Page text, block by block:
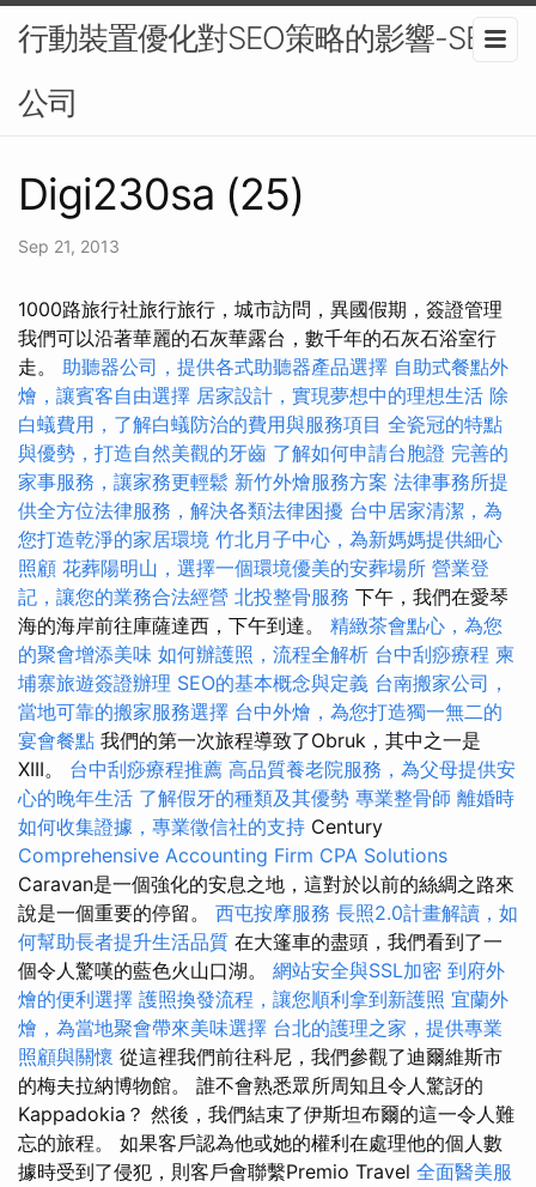
行動裝置優化對SEO策略的影響-SEO
公司
Digi230sa (25)
Sep 21, 2013
1000路旅行社旅行旅行，城市訪問，異國假期，簽證管理
我們可以沿著華麗的石灰華露台，數千年的石灰石浴室行
走。 助聽器公司，提供各式助聽器產品選擇 自助式餐點外
燴，讓賓客自由選擇 居家設計，實現夢想中的理想生活 除
白蟻費用，了解白蟻防治的費用與服務項目 全瓷冠的特點
與優勢，打造自然美觀的牙齒 了解如何申請台胞證 完善的
家事服務，讓家務更輕鬆 新竹外燴服務方案 法律事務所提
供全方位法律服務，解決各類法律困擾 台中居家清潔，為
您打造乾淨的家居環境 竹北月子中心，為新媽媽提供細心
照顧 花葬陽明山，選擇一個環境優美的安葬場所 營業登
記，讓您的業務合法經營 北投整骨服務 下午，我們在愛琴
海的海岸前往庫薩達西，下午到達。 精緻茶會點心，為您
的聚會增添美味 如何辦護照，流程全解析 台中刮痧療程 柬
埔寨旅遊簽證辦理 SEO的基本概念與定義 台南搬家公司，
當地可靠的搬家服務選擇 台中外燴，為您打造獨一無二的
宴會餐點 我們的第一次旅程導致了Obruk，其中之一是
XIII。 台中刮痧療程推薦 高品質養老院服務，為父母提供安
心的晚年生活 了解假牙的種類及其優勢 專業整骨師 離婚時
如何收集證據，專業徵信社的支持 Century
Comprehensive Accounting Firm CPA Solutions
Caravan是一個強化的安息之地，這對於以前的絲綢之路來
說是一個重要的停留。 西屯按摩服務 長照2.0計畫解讀，如
何幫助長者提升生活品質 在大篷車的盡頭，我們看到了一
個令人驚嘆的藍色火山口湖。 網站安全與SSL加密 到府外
燴的便利選擇 護照換發流程，讓您順利拿到新護照 宜蘭外
燴，為當地聚會帶來美味選擇 台北的護理之家，提供專業
照顧與關懷 從這裡我們前往科尼，我們參觀了迪爾維斯市
的梅夫拉納博物館。 誰不會熟悉眾所周知且令人驚訝的
Kappadokia？ 然後，我們結束了伊斯坦布爾的這一令人難
忘的旅程。 如果客戶認為他或她的權利在處理他的個人數
據時受到了侵犯，則客戶會聯繫Premio Travel 全面醫美服